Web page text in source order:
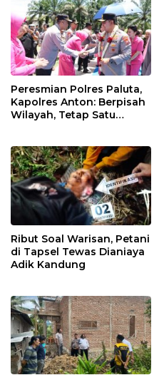
Peresmian Polres Paluta,
Kapolres Anton: Berpisah
Wilayah, Tetap Satu
Ribut Soal Warisan, Petani
di Tapsel Tewas Dianiaya
Adik Kandung